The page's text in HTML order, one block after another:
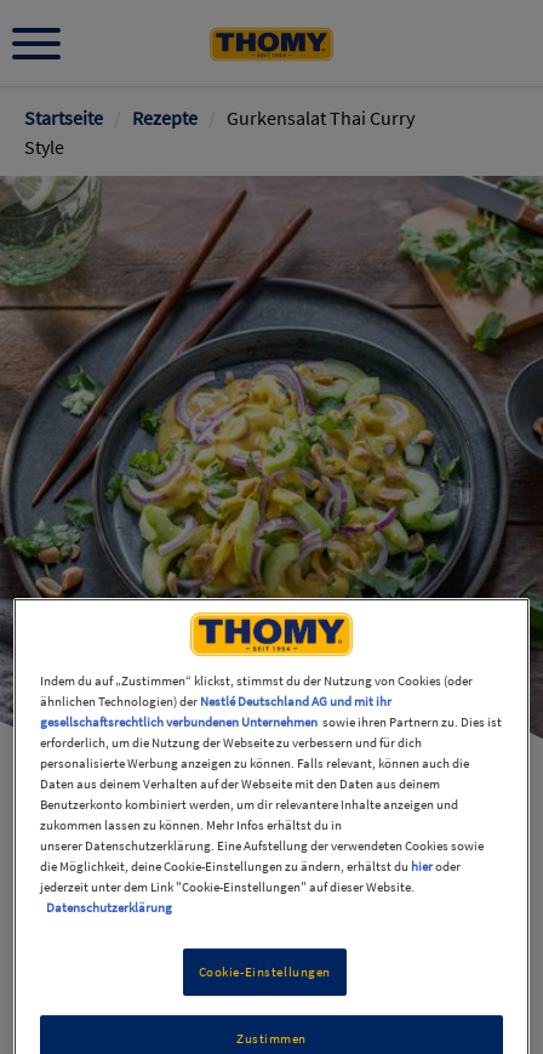
Pfadnavigation
Startseite Rezepte
Gurkensalat Thai Curry
Style
Gurkensalat Thai Curry
Style
Einfach
Indem du auf „Zustimmen“ klickst, stimmst du der Nutzung von Cookies (oder
ähnlichen Technologien) der Nestlé Deutschland AG und mit ihr
gesellschaftsrechtlich verbundenen Unternehmen sowie ihren Partnern zu. Dies ist
erforderlich, um die Nutzung der Webseite zu verbessern und für dich
personalisierte Werbung anzeigen zu können. Falls relevant, können auch die
Daten aus deinem Verhalten auf der Webseite mit den Daten aus deinem
Benutzerkonto kombiniert werden, um dir relevantere Inhalte anzeigen und
zukommen lassen zu können. Mehr Infos erhältst du in
unserer Datenschutzerklärung. Eine Aufstellung der verwendeten Cookies sowie
die Möglichkeit, deine Cookie-Einstellungen zu ändern, erhältst du hieroder
jederzeit unter dem Link "Cookie-Einstellungen" auf dieser Website.
Datenschutzerklärung
Cookie-Einstellungen
Zustimmen